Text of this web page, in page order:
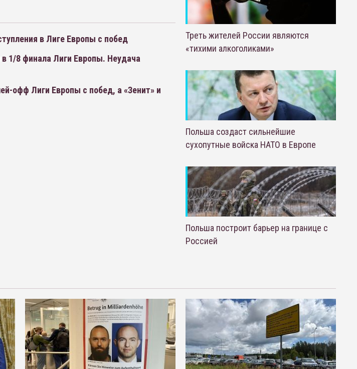
в Лиге Европы с побед
1/8 финала Лиги Европы. Неудача
офф Лиги Европы с побед, а «Зенит» и
Треть жителей России являются
«тихими алкоголиками»
Польша создаст сильнейшие
сухопутные войска НАТО в Европе
Польша построит барьер на границе с
Россией